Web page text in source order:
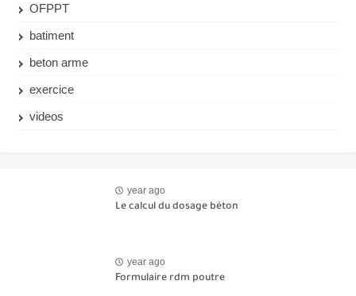
OFPPT
batiment
beton arme
exercice
videos
year ago
Le calcul du dosage béton
year ago
Formulaire rdm poutre